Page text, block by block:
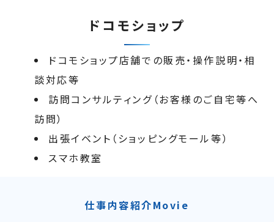
ドコモショップ
ドコモショップ店舗での販売・操作説明・相
談対応等
訪問コンサルティング（お客様のご自宅等へ
訪問）
出張イベント（ショッピングモール等）
スマホ教室
仕事内容紹介Movie